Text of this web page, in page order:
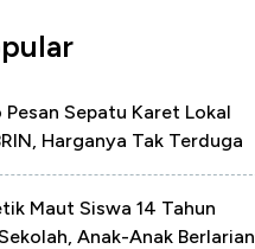
Pesan Sepatu Karet Lokal
Harganya Tak Terduga
Maut Siswa 14 Tahun
Anak-Anak Berlarian